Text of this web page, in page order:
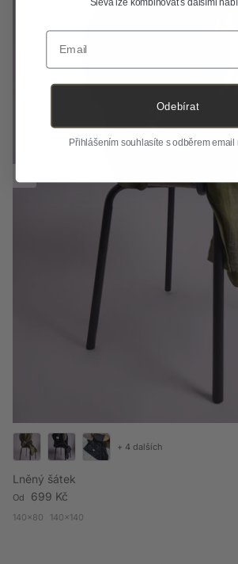
Lněný šátek
Běžná cena
Od 699 Kč
140x80 140x140
+ 4 dalších
Sleva lze kombinovat s dalšími
Email
Odebírat
Přihlášením souhlasíte s odběrem email